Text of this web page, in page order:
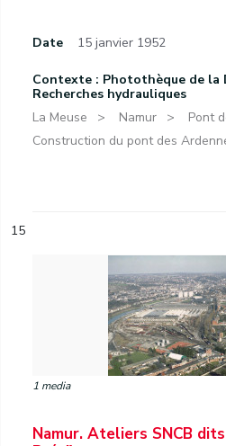
Date 15 janvier 1952
Contexte : Photothèque de la
Recherches hydrauliques
La Meuse
Namur
Pont
Construction du pont des
15
1 media
Namur. Ateliers SNCB